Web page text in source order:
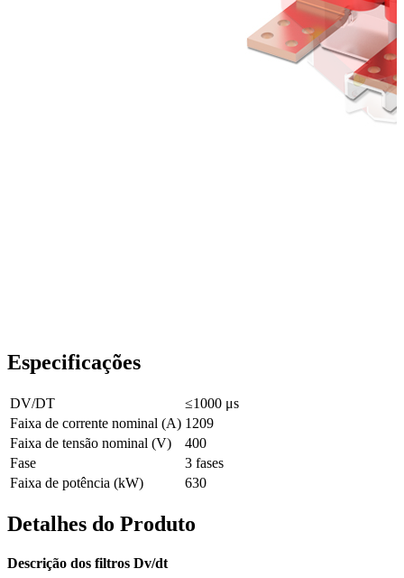
Especificações
DV/DT
≤1000 μs
Faixa de corrente nominal (A) 1209
Faixa de tensão nominal (V)
400
Fase
3 fases
Faixa de potência (kW)
630
Detalhes do Produto
Descrição dos filtros Dv/dt